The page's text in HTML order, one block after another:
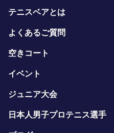
テニスベアとは
よくあるご質問
空きコート
イベント
ジュニア大会
日本人男子プロテニス選手